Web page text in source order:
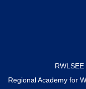
Regional Academy for